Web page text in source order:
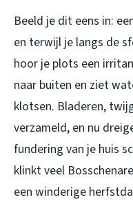
Beeld je dit eens in:
en terwijl je langs de
hoor je plots een
naar buiten en ziet
klotsen. Bladeren,
verzameld, en nu
fundering van je huis
klinkt veel
een winderige